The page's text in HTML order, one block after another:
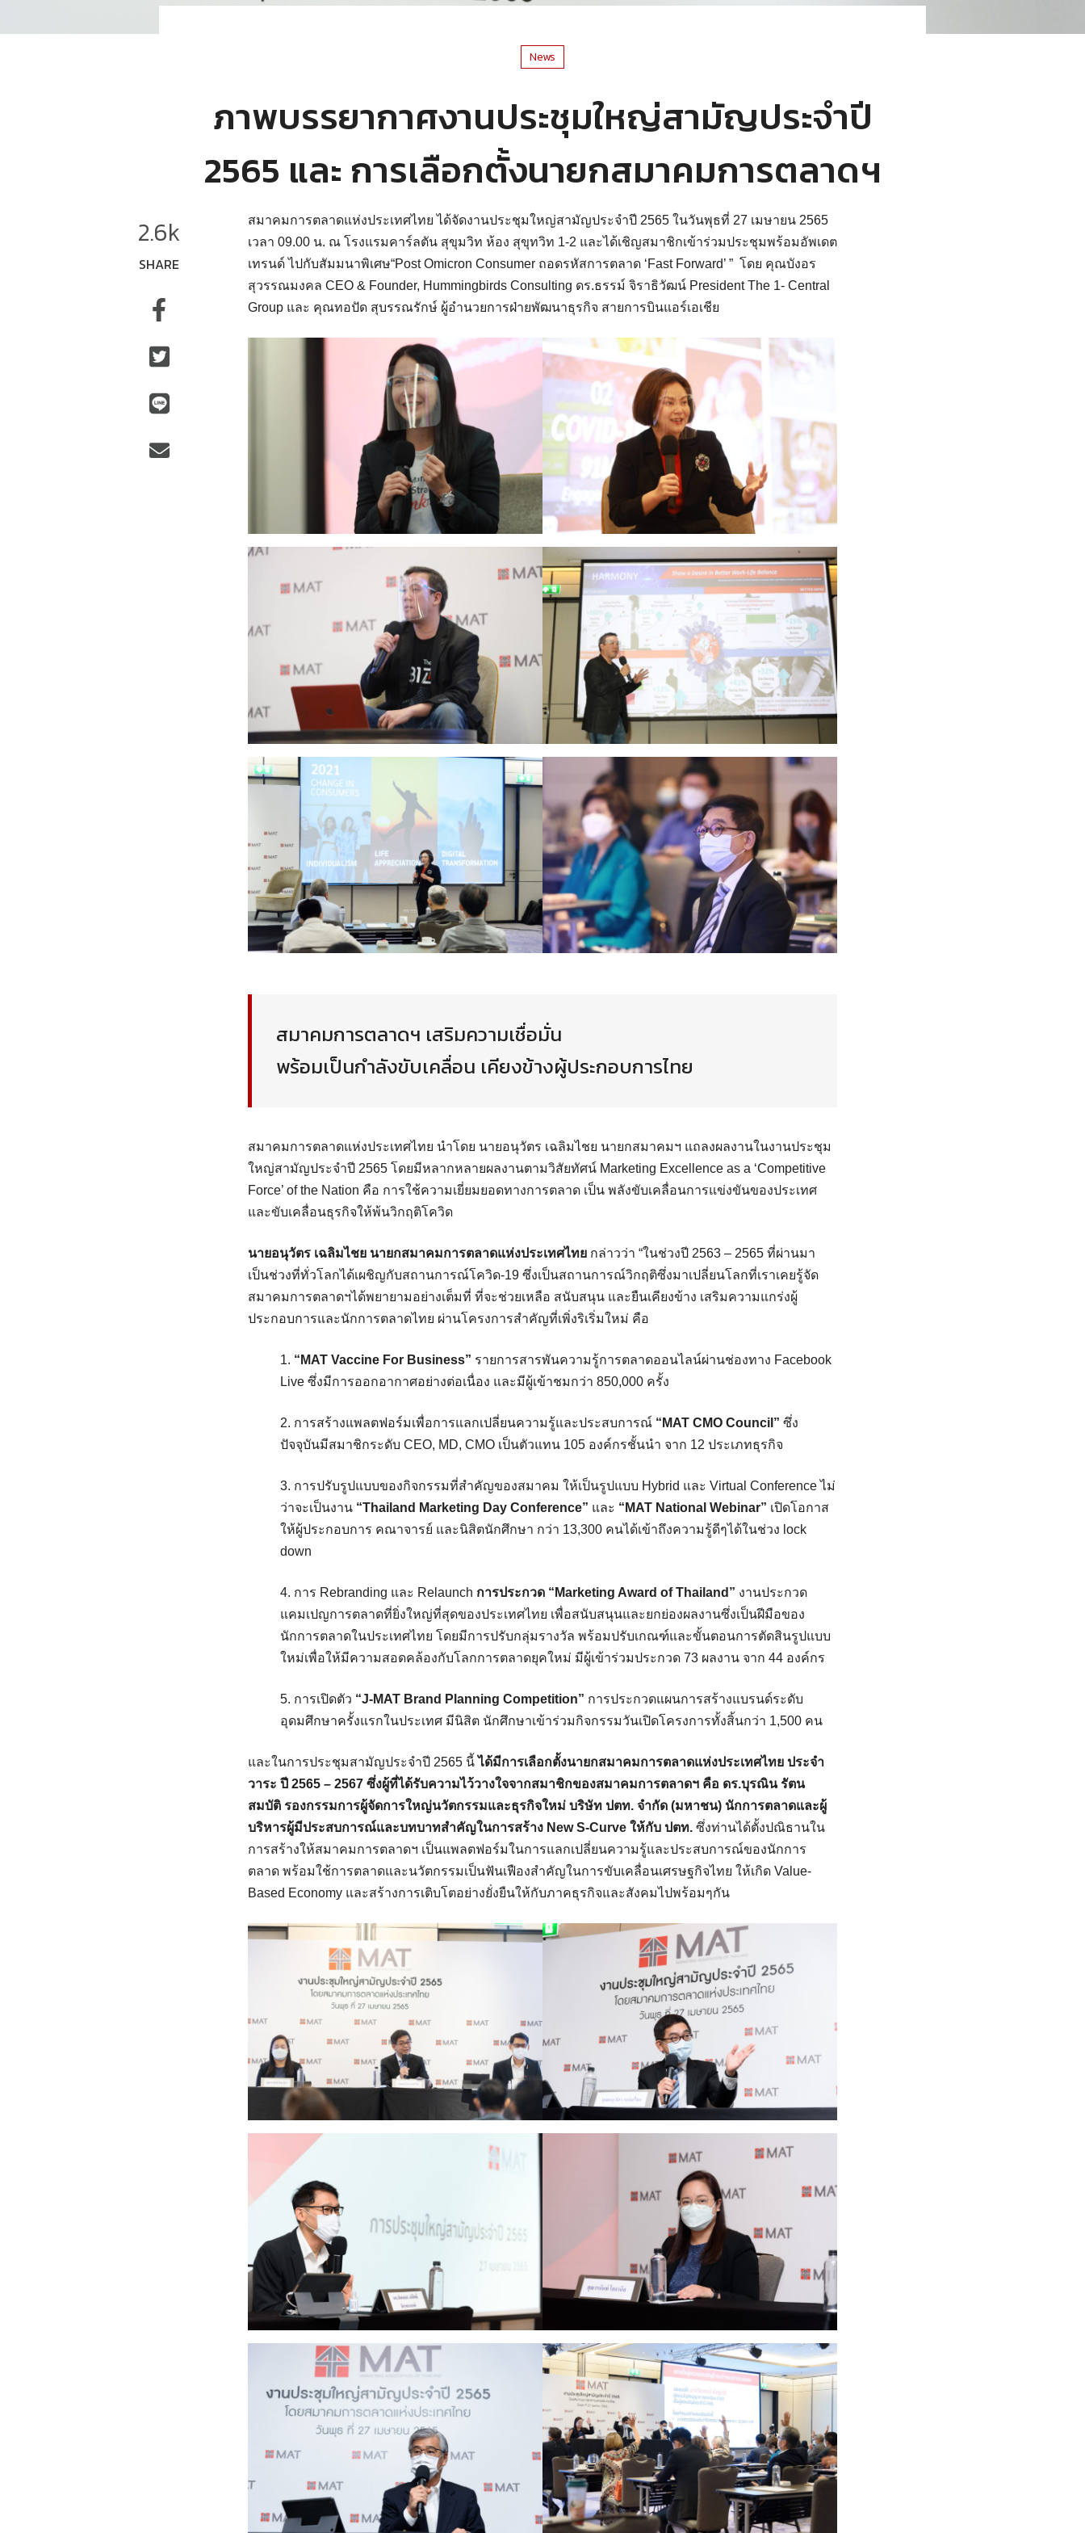
News
ภาพบรรยากาศงานประชุมใหญ่สามัญประจำปี
2565 และ การเลือกตั้งนายกสมาคมการตลาดฯ
2.6k
SHARE
สมาคมการตลาดแห่งประเทศไทย ได้จัดงานประชุมใหญ่สามัญประจำปี 2565 ในวันพุธที่ 27 เมษายน 2565
เวลา 09.00 น. ณ โรงแรมคาร์ลตัน สุขุมวิท ห้อง สุขุทวิท 1-2 และได้เชิญสมาชิกเข้าร่วมประชุมพร้อมอัพเดต
เทรนด์ ไปกับสัมมนาพิเศษ“Post Omicron Consumer ถอดรหัสการตลาด ‘Fast Forward’ ” โดย คุณบังอร
สุวรรณมงคล CEO & Founder, Hummingbirds Consulting ดร.ธรรม์ จิราธิวัฒน์ President The 1- Central
Group และ คุณทอปัด สุบรรณรักษ์ ผู้อำนวยการฝ่ายพัฒนาธุรกิจ สายการบินแอร์เอเชีย
สมาคมการตลาดฯ เสริมความเชื่อมั่น
พร้อมเป็นกำลังขับเคลื่อน เคียงข้างผู้ประกอบการไทย
สมาคมการตลาดแห่งประเทศไทย นำโดย นายอนุวัตร เฉลิมไชย นายกสมาคมฯ แถลงผลงานในงานประชุม
ใหญ่สามัญประจำปี 2565 โดยมีหลากหลายผลงานตามวิสัยทัศน์ Marketing Excellence as a ‘Competitive
Force’ of the Nation คือ การใช้ความเยี่ยมยอดทางการตลาด เป็น พลังขับเคลื่อนการแข่งขันของประเทศ
และขับเคลื่อนธุรกิจให้พ้นวิกฤติโควิด
นายอนุวัตร เฉลิมไชย นายกสมาคมการตลาดแห่งประเทศไทย กล่าวว่า “ในช่วงปี 2563 – 2565 ที่ผ่านมา
เป็นช่วงที่ทั่วโลกได้เผชิญกับสถานการณ์โควิด-19 ซึ่งเป็นสถานการณ์วิกฤติซึ่งมาเปลี่ยนโลกที่เราเคยรู้จัด
สมาคมการตลาดฯได้พยายามอย่างเต็มที่ ที่จะช่วยเหลือ สนับสนุน และยืนเคียงข้าง เสริมความแกร่งผู้
ประกอบการและนักการตลาดไทย ผ่านโครงการสำคัญที่เพิ่งริเริ่มใหม่ คือ
1. “MAT Vaccine For Business” รายการสารพันความรู้การตลาดออนไลน์ผ่านช่องทาง Facebook
Live ซึ่งมีการออกอากาศอย่างต่อเนื่อง และมีผู้เข้าชมกว่า 850,000 ครั้ง
2. การสร้างแพลตฟอร์มเพื่อการแลกเปลี่ยนความรู้และประสบการณ์ “MAT CMO Council” ซึ่ง
ปัจจุบันมีสมาชิกระดับ CEO, MD, CMO เป็นตัวแทน 105 องค์กรชั้นนำ จาก 12 ประเภทธุรกิจ
3. การปรับรูปแบบของกิจกรรมที่สำคัญของสมาคม ให้เป็นรูปแบบ Hybrid และ Virtual Conference ไม่
ว่าจะเป็นงาน “Thailand Marketing Day Conference” และ “MAT National Webinar” เปิดโอกาส
ให้ผู้ประกอบการ คณาจารย์ และนิสิตนักศึกษา กว่า 13,300 คนได้เข้าถึงความรู้ดีๆได้ในช่วง lock
down
4. การ Rebranding และ Relaunch การประกวด “Marketing Award of Thailand” งานประกวด
แคมเปญการตลาดที่ยิ่งใหญ่ที่สุดของประเทศไทย เพื่อสนับสนุนและยกย่องผลงานซึ่งเป็นฝีมือของ
นักการตลาดในประเทศไทย โดยมีการปรับกลุ่มรางวัล พร้อมปรับเกณฑ์และขั้นตอนการตัดสินรูปแบบ
ใหม่เพื่อให้มีความสอดคล้องกับโลกการตลาดยุคใหม่ มีผู้เข้าร่วมประกวด 73 ผลงาน จาก 44 องค์กร
5. การเปิดตัว “J-MAT Brand Planning Competition” การประกวดแผนการสร้างแบรนด์ระดับ
อุดมศึกษาครั้งแรกในประเทศ มีนิสิต นักศึกษาเข้าร่วมกิจกรรมวันเปิดโครงการทั้งสิ้นกว่า 1,500 คน
และในการประชุมสามัญประจำปี 2565 นี้ได้มีการเลือกตั้งนายกสมาคมการตลาดแห่งประเทศไทย ประจำ
วาระ ปี 2565 – 2567 ซึ่งผู้ที่ได้รับความไว้วางใจจากสมาชิกของสมาคมการตลาดฯ คือ ดร.บุรณิน รัตน
สมบัติ รองกรรมการผู้จัดการใหญ่นวัตกรรมและธุรกิจใหม่ บริษัท ปตท. จำกัด (มหาชน) นักการตลาดและผู้
บริหารผู้มีประสบการณ์และบทบาทสำคัญในการสร้าง New S-Curve ให้กับ ปตท. ซึ่งท่านได้ตั้งปณิธานใน
การสร้างให้สมาคมการตลาดฯ เป็นแพลตฟอร์มในการแลกเปลี่ยนความรู้และประสบการณ์ของนักการ
ตลาด พร้อมใช้การตลาดและนวัตกรรมเป็นฟันเฟืองสำคัญในการขับเคลื่อนเศรษฐกิจไทย ให้เกิด Value-
Based Economy และสร้างการเติบโตอย่างยั่งยืนให้กับภาคธุรกิจและสังคมไปพร้อมๆกัน